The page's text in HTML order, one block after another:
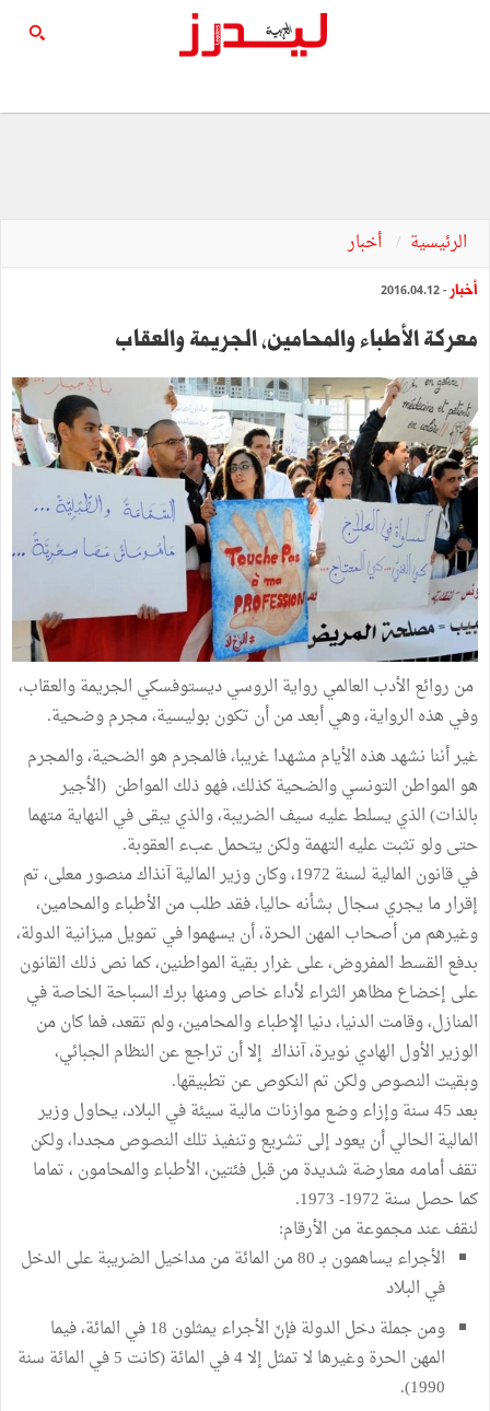
الرئيسية أخبار
أخبار - 2016.04.12
معركة الأطباء والمحامين، الجريمة والعقاب
من روائع الأدب العالمي رواية الروسي ديستوفسكي الجريمة والعقاب،
وفي هذه الرواية، وهي أبعد من أن تكون بوليسية، مجرم وضحية.
غير أننا نشهد هذه الأيام مشهدا غريبا، فالمجرم هو الضحية، والمجرم
هو المواطن التونسي والضحية كذلك، فهو ذلك المواطن (الأجير
بالذات) الذي يسلط عليه سيف الضريبة، والذي يبقى في النهاية متهما
حتى ولو تثبت عليه التهمة ولكن يتحمل عبء العقوبة.
في قانون المالية لسنة 1972، وكان وزير المالية آنذاك منصور معلى، تم
إقرار ما يجري سجال بشأنه حاليا، فقد طلب من الأطباء والمحامين،
وغيرهم من أصحاب المهن الحرة، أن يسهموا في تمويل ميزانية الدولة،
بدفع القسط المفروض، على غرار بقية المواطنين، كما نص ذلك القانون
على إخضاع مظاهر الثراء لأداء خاص ومنها برك السباحة الخاصة في
المنازل، وقامت الدنيا، دنيا الإطباء والمحامين، ولم تقعد، فما كان من
الوزير الأول الهادي نويرة، آنذاك إلا أن تراجع عن النظام الجبائي،
وبقيت النصوص ولكن تم النكوص عن تطبيقها.
بعد 45 سنة وإزاء وضع موازنات مالية سيئة في البلاد، يحاول وزير
المالية الحالي أن يعود إلى تشريع وتنفيذ تلك النصوص مجددا، ولكن
تقف أمامه معارضة شديدة من قبل فئتين، الأطباء والمحامون ، تماما
كما حصل سنة 1972- 1973.
لنقف عند مجموعة من الأرقام:
الأجراء يساهمون بـ 80 من المائة من مداخيل الضريبة على الدخل
في البلاد
ومن جملة دخل الدولة فإنّ الأجراء يمثلون 18 في المائة، فيما
المهن الحرة وغيرها لا تمثل إلا 4 في المائة (كانت 5 في المائة سنة
1990).